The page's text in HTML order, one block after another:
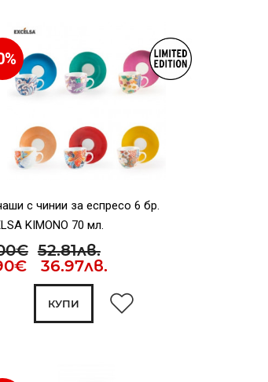
с чинии за еспресо 6 бр.
KIMONO 70 мл.
52.81лв.
36.97лв.
КУПИ